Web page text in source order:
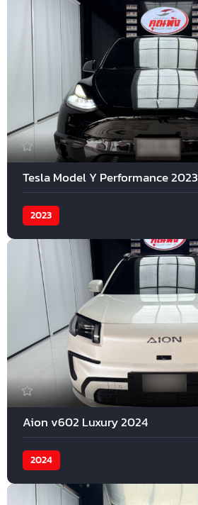
Tesla Model Y Performance 2023
2023
Aion v602 Luxury 2024
2024